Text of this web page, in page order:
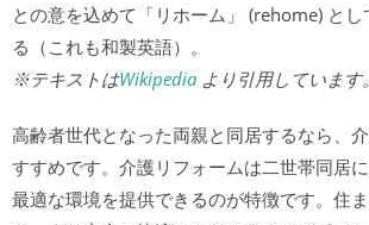
との意を込めて「リホーム」 (rehome) と
る（これも和製英語）。
※テキストはWikipedia より引用しています。
高齢者世代となった両親と同居するなら、
すすめです。介護リフォームは二世帯同居
最適な環境を提供できるのが特徴です。住